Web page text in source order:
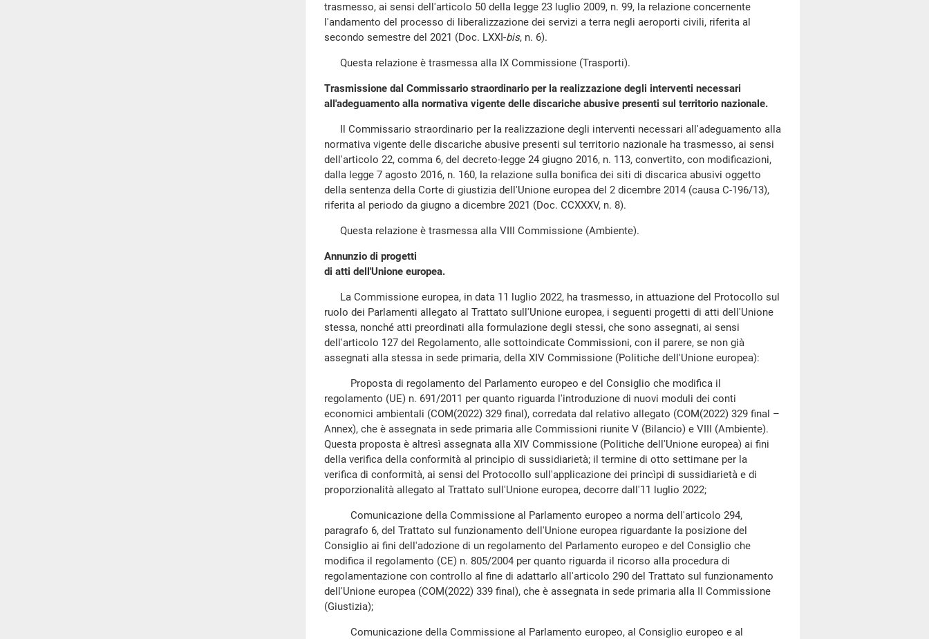
trasmesso, ai sensi dell'articolo 50 della legge 23 luglio 2009, n. 99, la relazione concernente
l'andamento del processo di liberalizzazione dei servizi a terra negli aeroporti civili, riferita al
secondo semestre del 2021 (Doc. LXXI-bis, n. 6).
Questa relazione è trasmessa alla IX Commissione (Trasporti).
Trasmissione dal Commissario straordinario per la realizzazione degli interventi necessari
all'adeguamento alla normativa vigente delle discariche abusive presenti sul territorio nazionale.
Il Commissario straordinario per la realizzazione degli interventi necessari all'adeguamento alla
normativa vigente delle discariche abusive presenti sul territorio nazionale ha trasmesso, ai sensi
dell'articolo 22, comma 6, del decreto-legge 24 giugno 2016, n. 113, convertito, con modificazioni,
dalla legge 7 agosto 2016, n. 160, la relazione sulla bonifica dei siti di discarica abusivi oggetto
della sentenza della Corte di giustizia dell'Unione europea del 2 dicembre 2014 (causa C-196/13),
riferita al periodo da giugno a dicembre 2021 (Doc. CCXXXV, n. 8).
Questa relazione è trasmessa alla VIII Commissione (Ambiente).
Annunzio di progetti
di atti dell'Unione europea.
La Commissione europea, in data 11 luglio 2022, ha trasmesso, in attuazione del Protocollo sul
ruolo dei Parlamenti allegato al Trattato sull'Unione europea, i seguenti progetti di atti dell'Unione
stessa, nonché atti preordinati alla formulazione degli stessi, che sono assegnati, ai sensi
dell'articolo 127 del Regolamento, alle sottoindicate Commissioni, con il parere, se non già
assegnati alla stessa in sede primaria, della XIV Commissione (Politiche dell'Unione europea):
Proposta di regolamento del Parlamento europeo e del Consiglio che modifica il
regolamento (UE) n. 691/2011 per quanto riguarda l'introduzione di nuovi moduli dei conti
economici ambientali (COM(2022) 329 final), corredata dal relativo allegato (COM(2022) 329 final –
Annex), che è assegnata in sede primaria alle Commissioni riunite V (Bilancio) e VIII (Ambiente).
Questa proposta è altresì assegnata alla XIV Commissione (Politiche dell'Unione europea) ai fini
della verifica della conformità al principio di sussidiarietà; il termine di otto settimane per la
verifica di conformità, ai sensi del Protocollo sull'applicazione dei princìpi di sussidiarietà e di
proporzionalità allegato al Trattato sull'Unione europea, decorre dall'11 luglio 2022;
Comunicazione della Commissione al Parlamento europeo a norma dell'articolo 294,
paragrafo 6, del Trattato sul funzionamento dell'Unione europea riguardante la posizione del
Consiglio ai fini dell'adozione di un regolamento del Parlamento europeo e del Consiglio che
modifica il regolamento (CE) n. 805/2004 per quanto riguarda il ricorso alla procedura di
regolamentazione con controllo al fine di adattarlo all'articolo 290 del Trattato sul funzionamento
dell'Unione europea (COM(2022) 339 final), che è assegnata in sede primaria alla II Commissione
(Giustizia);
Comunicazione della Commissione al Parlamento europeo, al Consiglio europeo e al